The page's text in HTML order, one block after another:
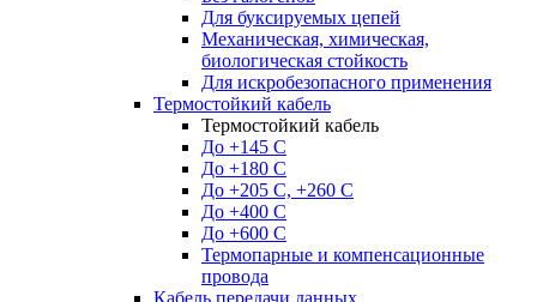
Для буксируемых цепей
Механическая, химическая,
биологическая стойкость
Для искробезопасного применения
Термостойкий кабель
Термостойкий кабель
До +145 С
До +180 C
До +205 С, +260 С
До +400 C
До +600 С
Термопарные и компенсационные
провода
Кабель передачи данных